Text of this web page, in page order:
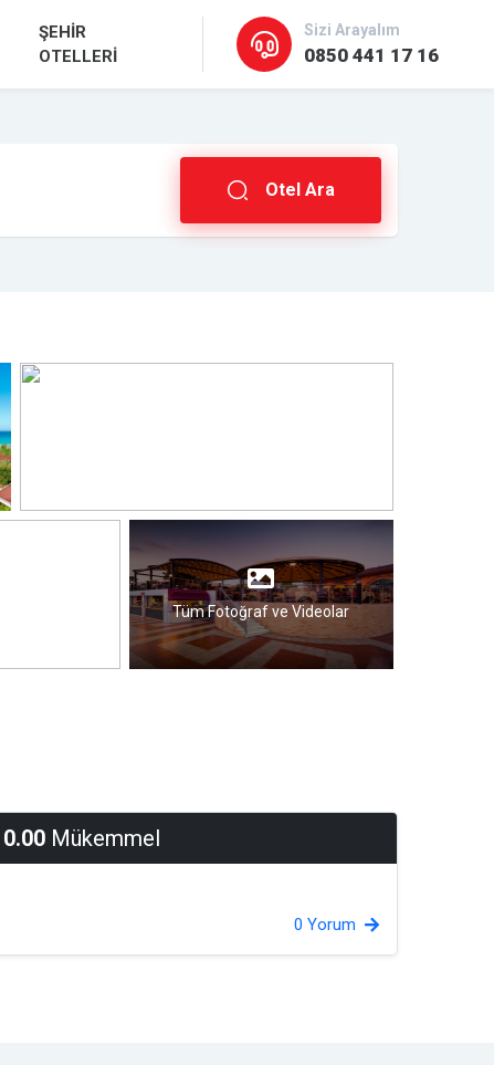
ŞEHİR
OTELLERİ
Sizi Arayalım
0850 441 17 16
Otel Ara
Tüm Fotoğraf ve Videolar
0.00 Mükemmel
0 Yorum